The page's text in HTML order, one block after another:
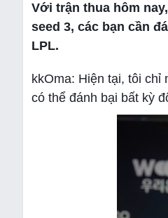
Với trận thua hôm
seed 3, các bạn cần
LPL.
kkOma: Hiện tại, tôi chỉ
có thể đánh bại bất kỳ